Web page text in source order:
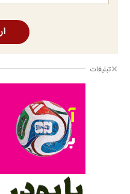
تبلیغات